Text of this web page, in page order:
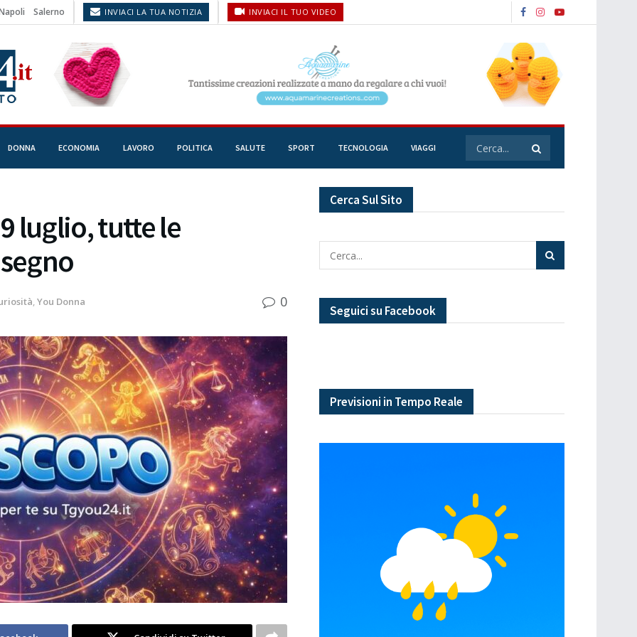
Salerno INVIACI LA TUA NOTIZIA INVIACI IL TUO VIDEO
DONNA ECONOMIA LAVORO POLITICA SALUTE SPORT TECNOLOGIA VIAGGI
luglio, tutte le
,You Donna 0
Cerca Sul Sito
Seguici su Facebook
Previsioni in Tempo Reale